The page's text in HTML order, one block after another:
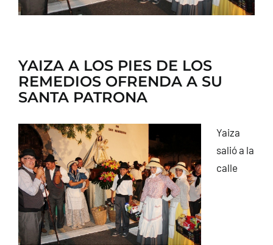
YAIZA A LOS PIES DE LOS
REMEDIOS OFRENDA A SU
SANTA PATRONA
Yaiza
salió a la
calle